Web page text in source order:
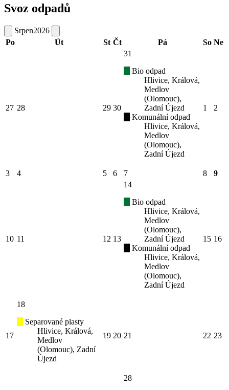
Svoz odpadů
Srpen2026
Po
Út St Čt Pá So Ne
27 28 29 30
31
Bio odpad
Hlivice, Králová,
Medlov
(Olomouc),
Zadní Újezd
Komunální odpad
Hlivice, Králová,
Medlov
(Olomouc),
Zadní Újezd
1 2
3 4 5 6 7 8 9
10 11 12 13
14
Bio odpad
Hlivice, Králová,
Medlov
(Olomouc),
Zadní Újezd
Komunální odpad
Hlivice, Králová,
Medlov
(Olomouc),
Zadní Újezd
15 16
17
18
Separované plasty
Hlivice, Králová,
Medlov
(Olomouc), Zadní
Újezd
19 20 21 22 23
28